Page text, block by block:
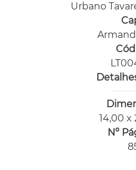
Urbano
14,00 x
Nº